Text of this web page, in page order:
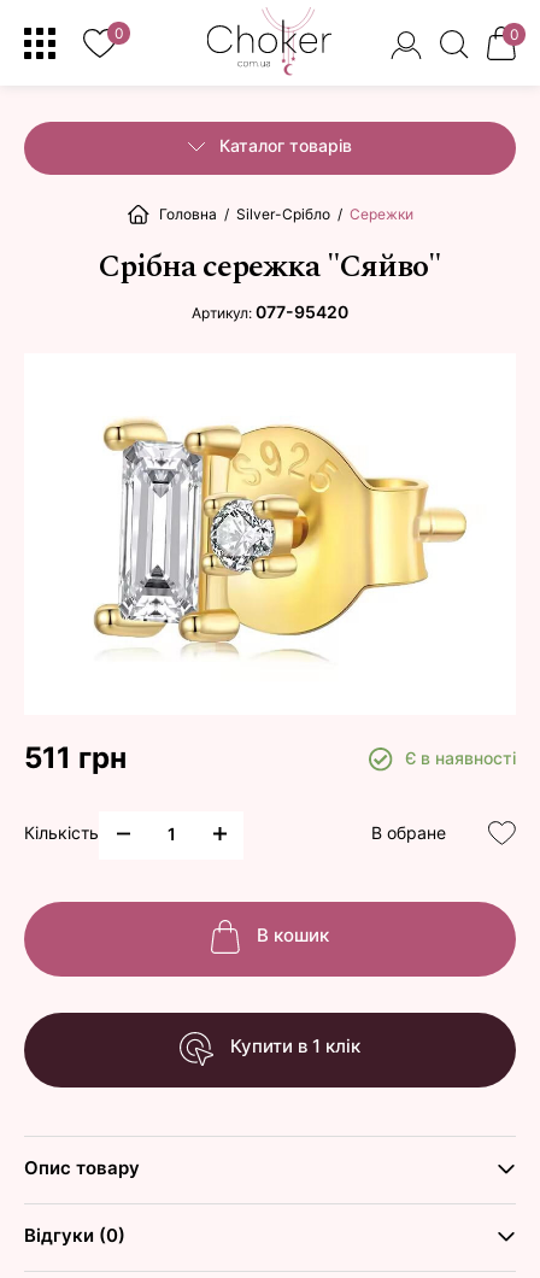
0 0
Каталог товарів
Головна / Silver-Срібло / Сережки
Срібна сережка "Сяйво"
Артикул: 077-95420
511 грн Є в наявності
Кількість В обране
В кошик
Купити в 1 клік
Опис товару
Відгуки (0)